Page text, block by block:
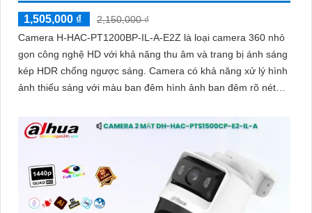
1,505,000 ₫
2,150,000 ₫
Camera H-HAC-PT1200BP-IL-A-E2Z là loại camera 360 nhỏ
gọn công nghệ HD với khả năng thu âm và trang bị ánh sáng
kép HDR chống ngược sáng. Camera có khả năng xử lý hình
ảnh thiếu sáng với màu ban đêm hình ảnh ban đêm rõ nét